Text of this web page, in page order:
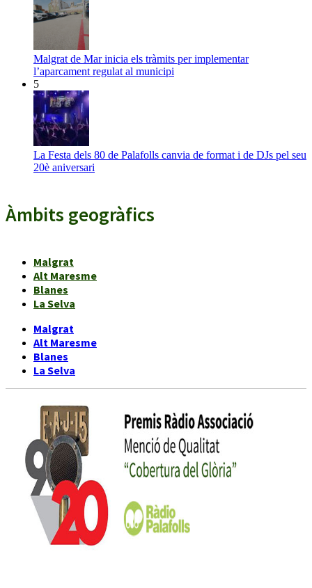
Malgrat de Mar inicia els tràmits per implementar
l’aparcament regulat al municipi
5
La Festa dels 80 de Palafolls canvia de format i de DJs pel seu
20è aniversari
Àmbits geogràfics
Malgrat
Alt Maresme
Blanes
La Selva
Malgrat
Alt Maresme
Blanes
La Selva